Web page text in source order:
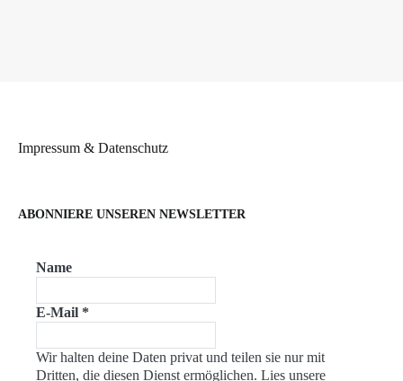
Impressum & Datenschutz
ABONNIERE UNSEREN NEWSLETTER
Name
E-Mail *
Wir halten deine Daten privat und teilen sie nur mit
Dritten, die diesen Dienst ermöglichen. Lies unsere